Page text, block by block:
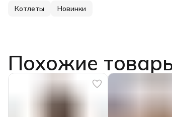
Котлеты Новинки
Похожие